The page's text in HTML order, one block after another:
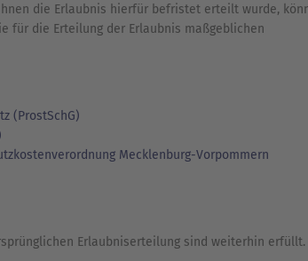
die Erlaubnis hierfür befristet erteilt wurde,
für die Erteilung der Erlaubnis maßgeblichen
(ProstSchG)
Mecklenburg-Vorpommern
Erlaubniserteilung sind weiterhin erfüllt.